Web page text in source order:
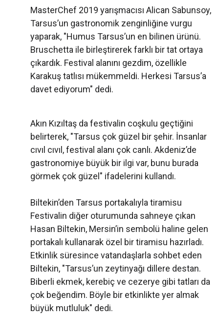
MasterChef 2019 yarışmacısı Alican Sabunsoy,
Tarsus’un gastronomik zenginliğine vurgu
yaparak, "Humus Tarsus’un en bilinen ürünü.
Bruschetta ile birleştirerek farklı bir tat ortaya
çıkardık. Festival alanını gezdim, özellikle
Karakuş tatlısı mükemmeldi. Herkesi Tarsus’a
davet ediyorum" dedi.
Akın Kızıltaş da festivalin coşkulu geçtiğini
belirterek, "Tarsus çok güzel bir şehir. İnsanlar
cıvıl cıvıl, festival alanı çok canlı. Akdeniz’de
gastronomiye büyük bir ilgi var, bunu burada
görmek çok güzel" ifadelerini kullandı.
Biltekin’den Tarsus portakalıyla tiramisu
Festivalin diğer oturumunda sahneye çıkan
Hasan Biltekin, Mersin’in sembolü haline gelen
portakalı kullanarak özel bir tiramisu hazırladı.
Etkinlik süresince vatandaşlarla sohbet eden
Biltekin, "Tarsus’un zeytinyağı dillere destan.
Biberli ekmek, kerebiç ve cezerye gibi tatları da
çok beğendim. Böyle bir etkinlikte yer almak
büyük mutluluk" dedi.